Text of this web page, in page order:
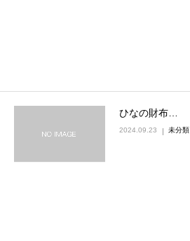
ひなの財布…
2024.09.23 未分類